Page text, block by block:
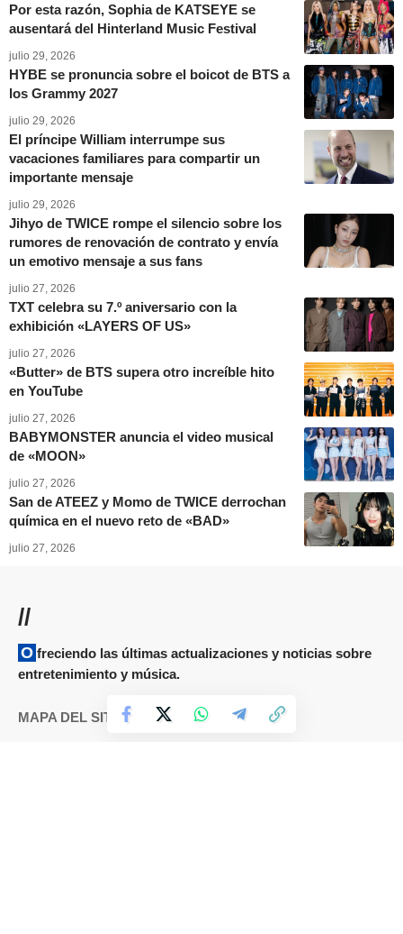
Por esta razón, Sophia de KATSEYE se
ausentará del Hinterland Music Festival
julio 29, 2026
HYBE se pronuncia sobre el boicot de BTS a
los Grammy 2027
julio 29, 2026
El príncipe William interrumpe sus
vacaciones familiares para compartir un
importante mensaje
julio 29, 2026
Jihyo de TWICE rompe el silencio sobre los
rumores de renovación de contrato y envía
un emotivo mensaje a sus fans
julio 27, 2026
TXT celebra su 7.º aniversario con la
exhibición «LAYERS OF US»
julio 27, 2026
«Butter» de BTS supera otro increíble hito
en YouTube
julio 27, 2026
BABYMONSTER anuncia el video musical
de «MOON»
julio 27, 2026
San de ATEEZ y Momo de TWICE derrochan
química en el nuevo reto de «BAD»
julio 27, 2026
//
Ofreciendo las últimas actualizaciones y noticias sobre
entretenimiento y música.
MAPA DEL SITIO